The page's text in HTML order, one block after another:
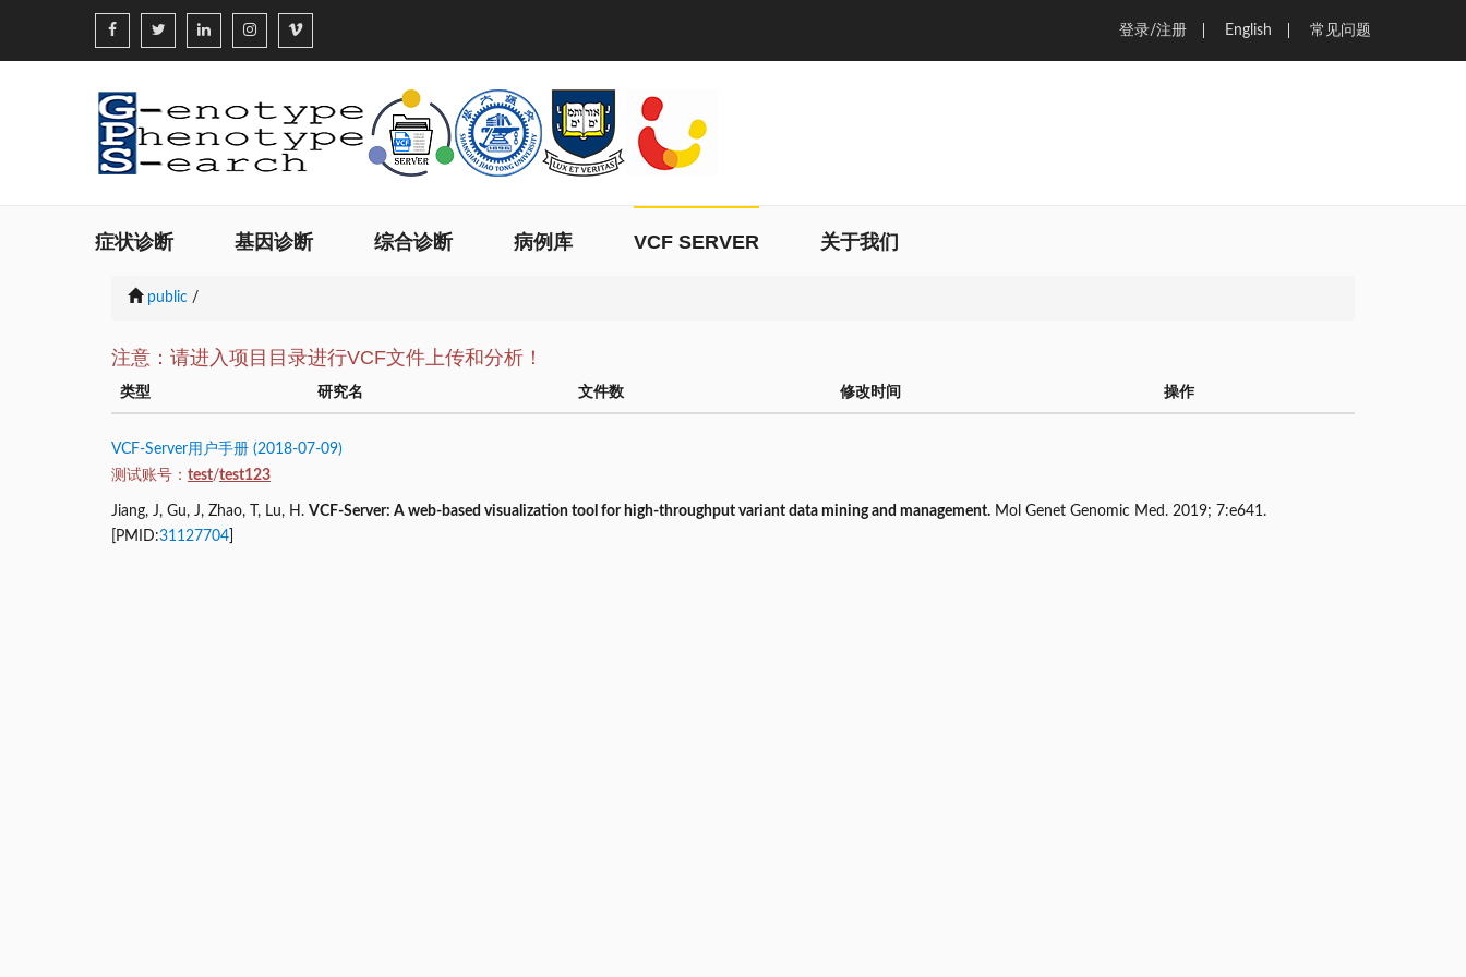
登录/注册 English 常见问题
症状诊断 基因诊断 综合诊断 病例库 VCF SERVER 关于我们
public /
注意：请进入项目目录进行VCF文件上传和分析！
类型 研究名 文件数 修改时间 操作
VCF-Server用户手册 (2018-07-09)
测试账号： test/test123
Jiang, J, Gu, J, Zhao, T, Lu, H. VCF‐Server: A web‐based visualization tool for high‐throughput variant data mining and management. Mol Genet Genomic Med. 2019; 7:e641.
[PMID:31127704